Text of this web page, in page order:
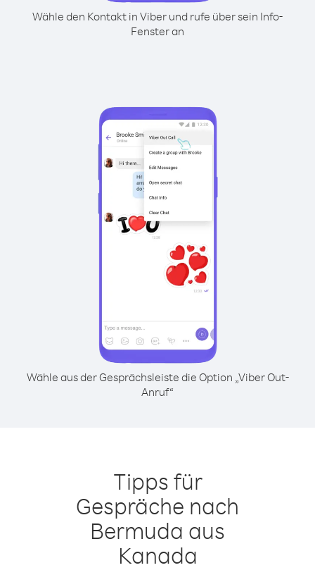
Wähle den Kontakt in Viber und rufe über sein Info-
Fenster an
Wähle aus der Gesprächsleiste die Option „Viber Out-
Anruf“
Tipps für
Gespräche nach
Bermuda aus
Kanada